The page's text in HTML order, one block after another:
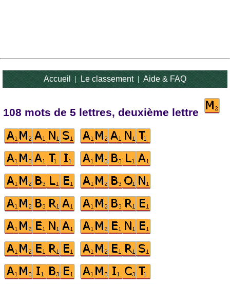
Accueil|Le classement|Aide & FAQ
108 mots de 5 lettres, deuxième lettre